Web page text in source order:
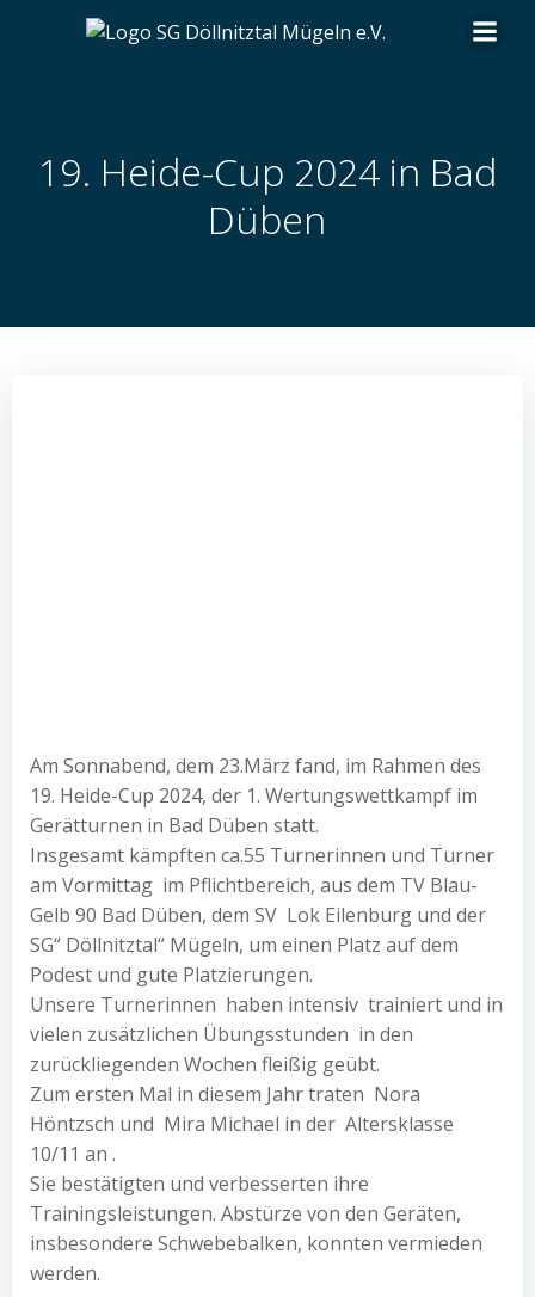
Inhalt
19. Heide-Cup 2024 in Bad
Düben
Am Sonnabend, dem 23.März fand, im Rahmen des
19. Heide-Cup 2024, der 1. Wertungswettkampf im
Gerätturnen in Bad Düben statt.
Insgesamt kämpften ca.55 Turnerinnen und Turner
am Vormittag im Pflichtbereich, aus dem TV Blau-
Gelb 90 Bad Düben, dem SV Lok Eilenburg und der
SG“ Döllnitztal“ Mügeln, um einen Platz auf dem
Podest und gute Platzierungen.
Unsere Turnerinnen haben intensiv trainiert und in
vielen zusätzlichen Übungsstunden in den
zurückliegenden Wochen fleißig geübt.
Zum ersten Mal in diesem Jahr traten Nora
Höntzsch und Mira Michael in der Altersklasse
10/11 an .
Sie bestätigten und verbesserten ihre
Trainingsleistungen. Abstürze von den Geräten,
insbesondere Schwebebalken, konnten vermieden
werden.